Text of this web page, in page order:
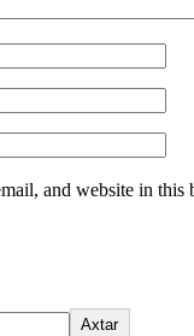
and website in this
Axtar